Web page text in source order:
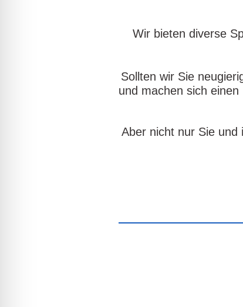
Wir bieten diverse
Sollten wir Sie
und machen sich
Aber nicht nur Sie und